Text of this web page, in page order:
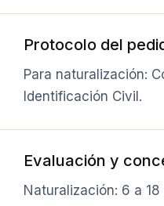
Protocolo del
Para naturalización:
Identificación Civil.
Evaluación y
Naturalización: 6 a